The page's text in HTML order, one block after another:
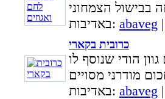
באדיבות: abaveg
כרובית בקארי
הודי שנוסף לו
באדיבות: abaveg